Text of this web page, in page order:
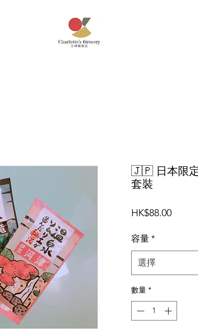
🇯🇵 日本限定
套裝
HK$88.00價
容量*
選擇
數量 *